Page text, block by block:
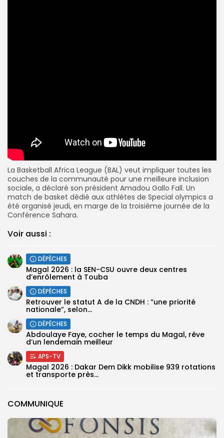
COMMUNIQUE
La Basketball Africa League (BAL) veut impliquer toutes les
couches de la communauté pour une meilleure inclusion
sociale, a déclaré son président Amadou Gallo Fall. Un
match de basket dédié aux athlètes de Special olympics a
été organisé jeudi, en marge de la troisième journée de la
Conférence Sahara.
Voir aussi :
DÉPÊCHES
Magal 2026 : la SEN-CSU ouvre deux centres
d’enrôlement à Touba
DÉPÊCHES
Retrouver le statut A de la CNDH : ”une priorité
nationale”, selon...
DÉPÊCHES
Abdoulaye Faye, cocher le temps du Magal, rêve
d’un lendemain meilleur
APS-TV
Magal 2026 : Dakar Dem Dikk mobilise 939 rotations
et transporte près...